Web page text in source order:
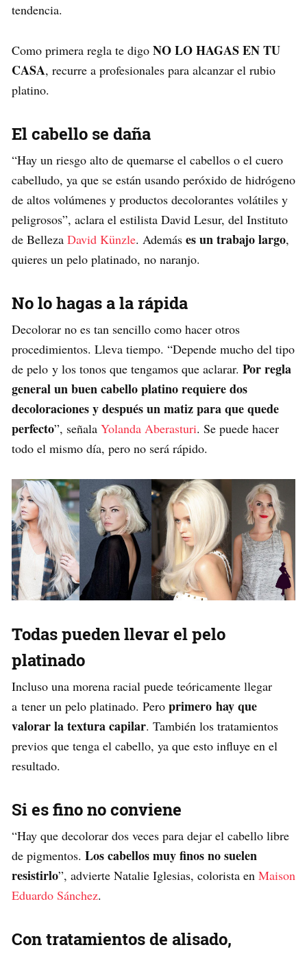
tendencia.
Como primera regla te digo NO LO HAGAS EN TU
CASA, recurre a profesionales para alcanzar el rubio
platino.
El cabello se daña
“Hay un riesgo alto de quemarse el cabellos o el cuero
cabelludo, ya que se están usando peróxido de hidrógeno
de altos volúmenes y productos decolorantes volátiles y
peligrosos”, aclara el estilista David Lesur, del Instituto
de Belleza David Künzle. Además es un trabajo largo,
quieres un pelo platinado, no naranjo.
No lo hagas a la rápida
Decolorar no es tan sencillo como hacer otros
procedimientos. Lleva tiempo. “Depende mucho del tipo
de pelo y los tonos que tengamos que aclarar. Por regla
general un buen cabello platino requiere dos
decoloraciones y después un matiz para que quede
perfecto”, señala Yolanda Aberasturi. Se puede hacer
todo el mismo día, pero no será rápido.
Todas pueden llevar el pelo
platinado
Incluso una morena racial puede teóricamente llegar
a tener un pelo platinado. Pero primero hay que
valorar la textura capilar. También los tratamientos
previos que tenga el cabello, ya que esto influye en el
resultado.
Si es fino no conviene
“Hay que decolorar dos veces para dejar el cabello libre
de pigmentos. Los cabellos muy finos no suelen
resistirlo”, advierte Natalie Iglesias, colorista en Maison
Eduardo Sánchez.
Con tratamientos de alisado,